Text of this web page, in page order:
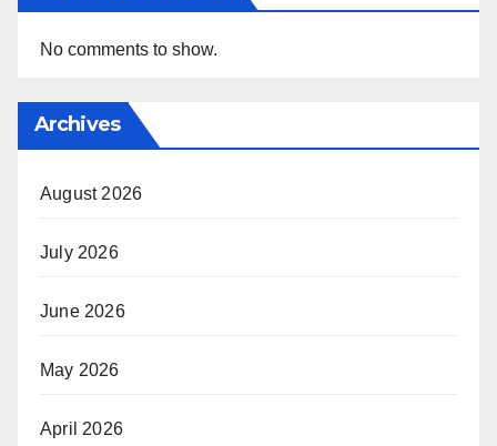
No comments to show.
Archives
August 2026
July 2026
June 2026
May 2026
April 2026